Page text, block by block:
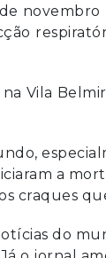
Vila
a
craques
do